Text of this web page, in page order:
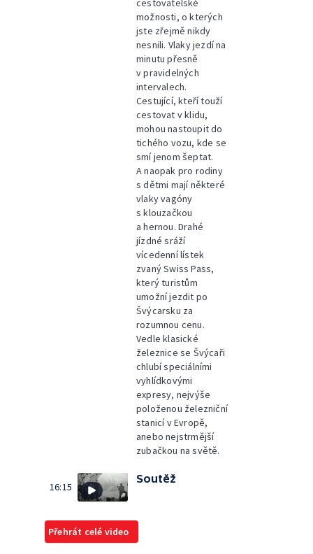
cestovatelské
možnosti, o kterých
jste zřejmě nikdy
nesnili. Vlaky jezdí na
minutu přesně
v pravidelných
intervalech.
Cestující, kteří touží
cestovat v klidu,
mohou nastoupit do
tichého vozu, kde se
smí jenom šeptat.
A naopak pro rodiny
s dětmi mají některé
vlaky vagóny
s klouzačkou
a hernou. Drahé
jízdné sráží
vícedenní lístek
zvaný Swiss Pass,
který turistům
umožní jezdit po
Švýcarsku za
rozumnou cenu.
Vedle klasické
železnice se Švýcaři
chlubí speciálními
vyhlídkovými
expresy, nejvýše
položenou železniční
stanicí v Evropě,
anebo nejstrmější
zubačkou na světě.
16:15
Soutěž
Přehrát celé video